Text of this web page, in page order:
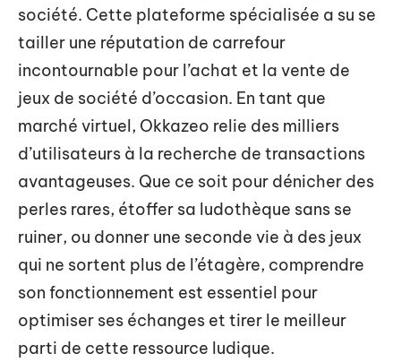
société. Cette plateforme spécialisée a su se
tailler une réputation de carrefour
incontournable pour l’achat et la vente de
jeux de société d’occasion. En tant que
marché virtuel, Okkazeo relie des milliers
d’utilisateurs à la recherche de transactions
avantageuses. Que ce soit pour dénicher des
perles rares, étoffer sa ludothèque sans se
ruiner, ou donner une seconde vie à des jeux
qui ne sortent plus de l’étagère, comprendre
son fonctionnement est essentiel pour
optimiser ses échanges et tirer le meilleur
parti de cette ressource ludique.